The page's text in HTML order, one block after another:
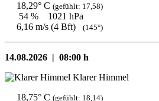
18,29° C (gefühlt: 17,58)
54 %
1021 hPa
6,16 m/s (4 Bft)
(145°)
14.08.2026 | 08:00 h
Klarer Himmel
18,75° C (gefühlt: 18,14)